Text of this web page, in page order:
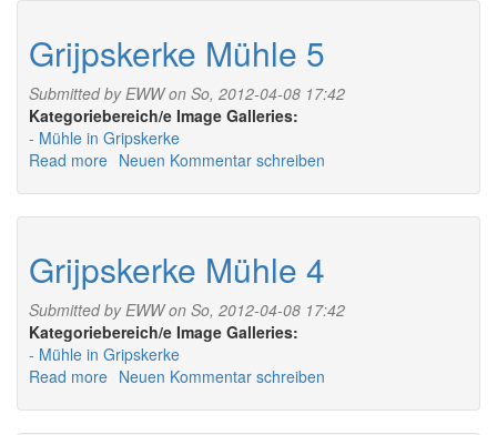
Grijpskerke Mühle 5
Submitted byEWWon So, 2012-04-08 17:42
Image Galleries:
Mühle in Gripskerke
Read more about
Neuen Kommentar schreiben
Grijpskerke Mühle 4
Submitted byEWWon So, 2012-04-08 17:42
Image Galleries:
Mühle in Gripskerke
Read more about
Neuen Kommentar schreiben